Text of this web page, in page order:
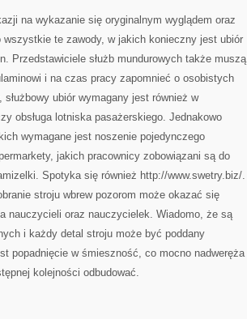
ULICACH
ZNACZNYCH
na wykazanie się oryginalnym wyglądem oraz
te zawody, w jakich konieczny jest ubiór
Przedstawiciele służb mundurowych także muszą
i na czas pracy zapomnieć o osobistych
ubiór wymagany jest również w
obsługa lotniska pasażerskiego. Jednakowo
wymagane jest noszenie pojedynczego
jakich pracownicy zobowiązani są do
Spotyka się również http://www.swetry.biz/.
stroju wbrew pozorom może okazać się
nauczycieli oraz nauczycielek. Wiadomo, że są
i każdy detal stroju może być poddany
popadnięcie w śmieszność, co mocno nadweręża
kolejności odbudować.